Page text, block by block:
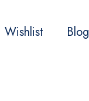
Wishlist Blog